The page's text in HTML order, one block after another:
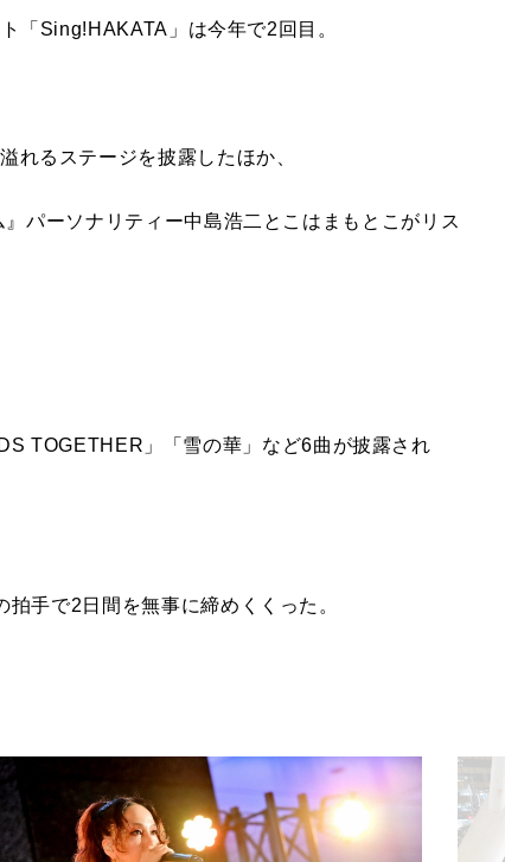
「Sing!HAKATA」は今年で2回目。
れるステージを披露したほか、
パーソナリティー中島浩二とこはまもとこがリス
TOGETHER」「雪の華」など6曲が披露され
手で2日間を無事に締めくくった。